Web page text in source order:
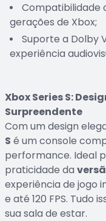
Compatibilidade
gerações de Xbox;
Suporte a Dolby
experiência
Xbox Series S:
Surpreendente
Com um design
S é um console
performance. Ideal
praticidade da
experiência de jogo
e até 120 FPS. Tudo
sua sala de estar.